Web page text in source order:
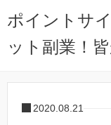
ポイントサ
ット副業！
2020.08.21